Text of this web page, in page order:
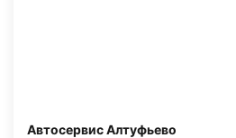
Автосервис Алтуфьево